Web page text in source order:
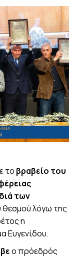
το βραβείο του
των
θεσμού λόγω της
η
Ευγενίδου.
ο πρόεδρός